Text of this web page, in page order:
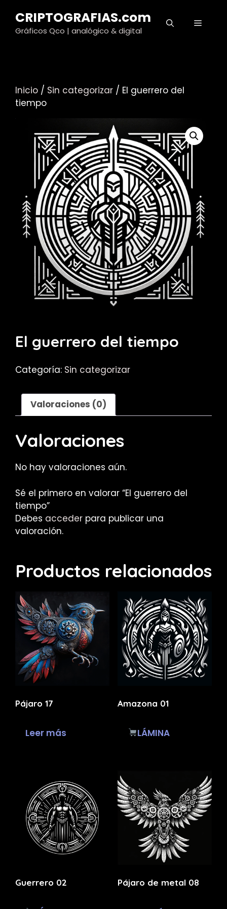
contenido
CRIPTOGRAFIAS.com
Gráficos Qco | analógico & digital
MENÚ
Inicio / Sin categorizar / El guerrero del
tiempo
El guerrero del tiempo
Categoría: Sin categorizar
Valoraciones (0)
Valoraciones
No hay valoraciones aún.
Sé el primero en valorar “El guerrero del
tiempo”
Debes acceder para publicar una
valoración.
Productos relacionados
Pájaro 17
Leer más
Amazona 01
LÁMINA
Guerrero 02 Pájaro de metal 08